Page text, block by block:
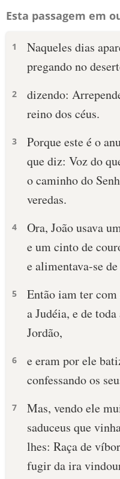
Esta passagem em
1
Naqueles dias
pregando no
2
dizendo:
reino dos céus.
3
Porque este é o
que diz: Voz do
o caminho do
veredas.
4
Ora, João usava
e um cinto de
e alimentava-se
5
Então iam ter com
a Judéia, e de
Jordão,
6
e eram por ele
confessando os
7
Mas, vendo ele
saduceus que
lhes: Raça de
fugir da ira